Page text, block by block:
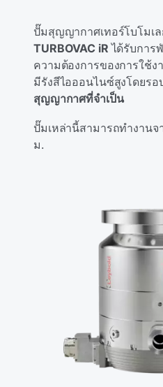
ปั๊มสุญญากาศเทอร์โบโมเ
TURBOVAC iRได้รับการ
ความต้องการของการใช้
มีรังสีไอออนไนซ์สูงโดยรอ
สุญญากาศที่จําเป็น
ปั๊มเหล่านี้สามารถทํางานจ
ม.